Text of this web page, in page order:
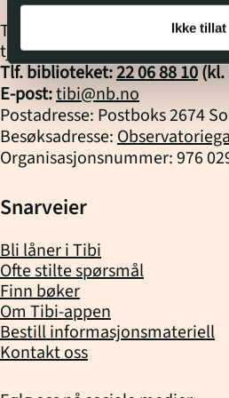
Ikke tillat
Tibi – Biblioteket for
tjeneste fra
Tlf. biblioteket:22 06 88 10(kl.
E-post:tibi@nb.no
Postadresse: Postboks 2674
Besøksadresse:
Organisasjonsnummer: 976
Snarveier
Bli låner i Tibi
Ofte stilte spørsmål
Finn bøker
Om Tibi-appen
Bestill informasjonsmateriell
Kontakt oss